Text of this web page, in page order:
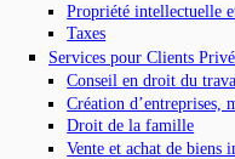
Propriété intellectuelle
Taxes
Services pour Clients
Conseil en droit du
Création d’entreprises,
Droit de la famille
Vente et achat de biens